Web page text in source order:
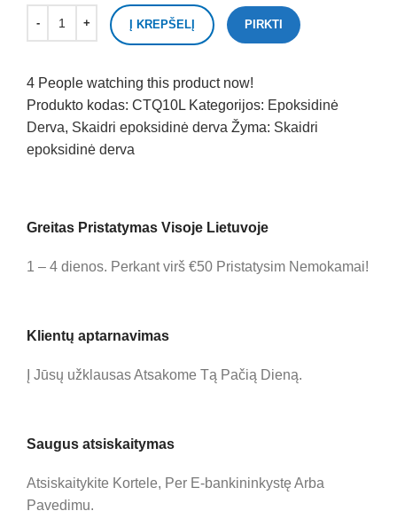
Į KREPŠELĮ PIRKTI
4 People watching this product now!
Produkto kodas: CTQ10L Kategorijos: Epoksidinė
Derva, Skaidri epoksidinė derva Žyma: Skaidri
epoksidinė derva
Greitas Pristatymas Visoje Lietuvoje
1 – 4 dienos. Perkant virš €50 Pristatysim Nemokamai!
Klientų aptarnavimas
Į Jūsų užklausas Atsakome Tą Pačią Dieną.
Saugus atsiskaitymas
Atsiskaitykite Kortele, Per E-bankininkystę Arba
Pavedimu.